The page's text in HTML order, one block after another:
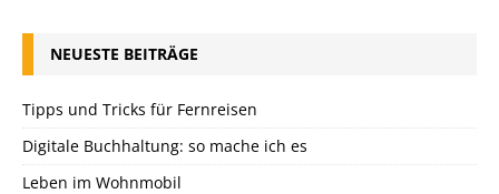
NEUESTE BEITRÄGE
Tipps und Tricks für Fernreisen
Digitale Buchhaltung: so mache ich es
Leben im Wohnmobil